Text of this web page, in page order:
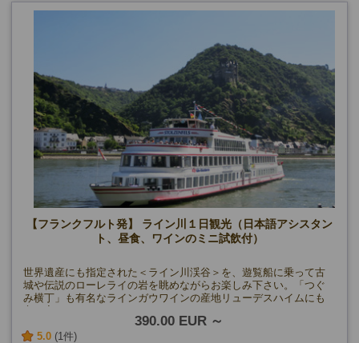
【フランクフルト発】 ライン川１日観光（日本語アシスタン
ト、昼食、ワインのミニ試飲付）
世界遺産にも指定された＜ライン川渓谷＞を、遊覧船に乗って古
城や伝説のローレライの岩を眺めながらお楽しみ下さい。「つぐ
み横丁」も有名なラインガウワインの産地リューデスハイムにも
390.00 EUR
5.0 (1件)